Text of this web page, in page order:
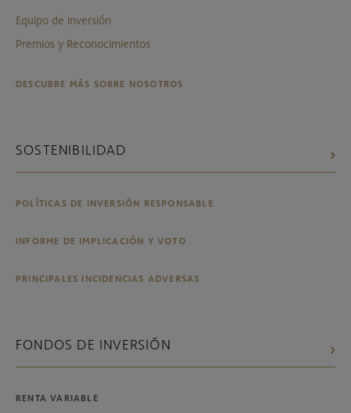
Equipo de inversión
Premios y Reconocimientos
DESCUBRE MÁS SOBRE NOSOTROS
SOSTENIBILIDAD
POLÍTICAS DE INVERSIÓN RESPONSABLE
INFORME DE IMPLICACIÓN Y VOTO
PRINCIPALES INCIDENCIAS ADVERSAS
FONDOS DE INVERSIÓN
RENTA VARIABLE